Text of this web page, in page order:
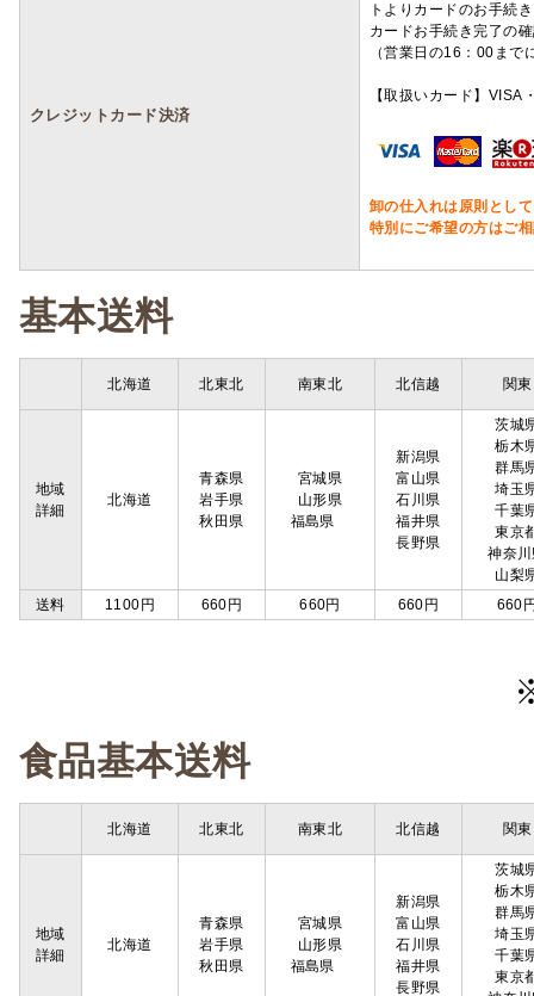
クレジットカード決済
トよりカードのお手続
カードお手続き完了の
（営業日の16：00ま
【取扱いカード】
卸の仕入れは原則とし
特別にご希望の方はご
基本送料
北海道 北東北 南東北 北信越 関東
地域
詳細
北海道
青森県
岩手県
秋田県
宮城県
山形県
福島県
新潟県
富山県
石川県
福井県
長野県
茨城
栃木
群馬
埼玉
千葉
東京
神奈
山梨
送料
1100円 660円 660円 660円 660
食品基本送料
北海道 北東北 南東北 北信越 関東
地域
詳細
北海道
青森県
岩手県
秋田県
宮城県
山形県
福島県
新潟県
富山県
石川県
福井県
長野県
茨城
栃木
群馬
埼玉
千葉
東京